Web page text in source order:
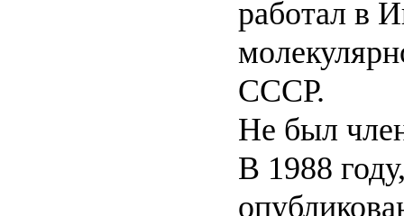
работал в
СССР.
Не был
В 1988